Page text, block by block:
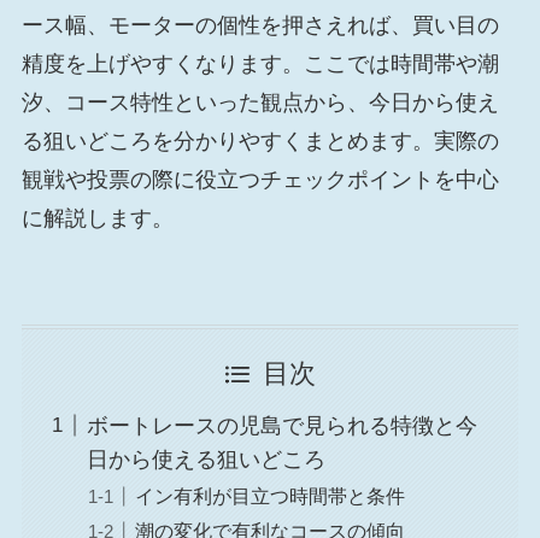
ース幅、モーターの個性を押さえれば、買い目の
精度を上げやすくなります。ここでは時間帯や潮
汐、コース特性といった観点から、今日から使え
る狙いどころを分かりやすくまとめます。実際の
観戦や投票の際に役立つチェックポイントを中心
に解説します。
目次
ボートレースの児島で見られる特徴と今
日から使える狙いどころ
イン有利が目立つ時間帯と条件
潮の変化で有利なコースの傾向